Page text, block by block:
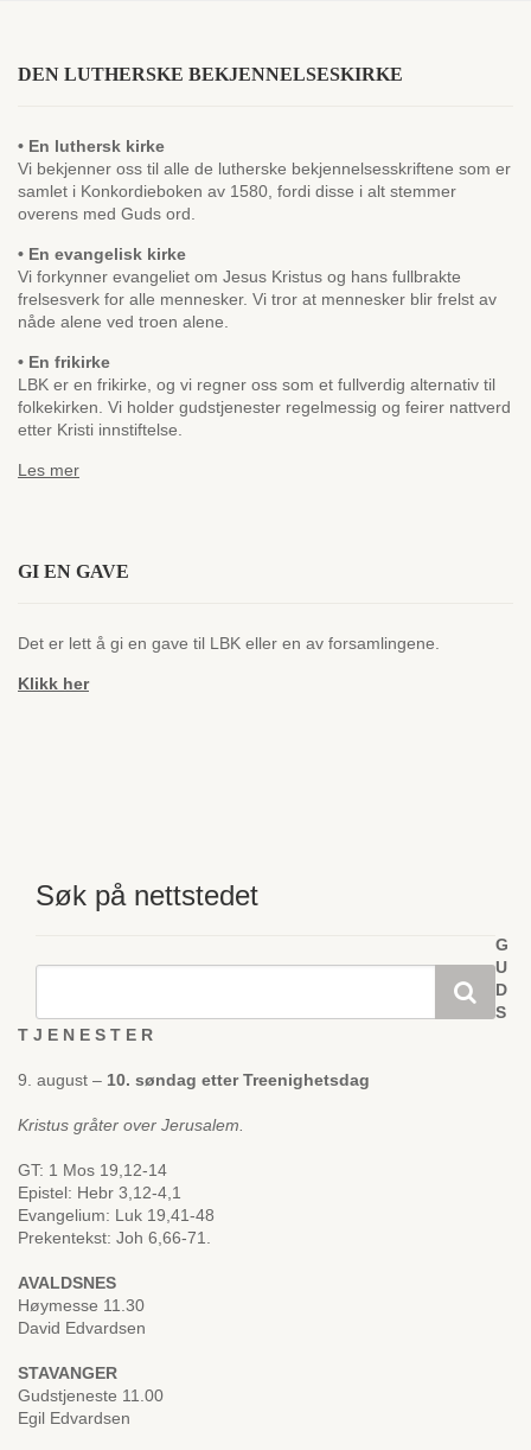
DEN LUTHERSKE BEKJENNELSESKIRKE
• En luthersk kirke
Vi bekjenner oss til alle de lutherske bekjennelsesskriftene som er
samlet i Konkordieboken av 1580, fordi disse i alt stemmer
overens med Guds ord.
• En evangelisk kirke
Vi forkynner evangeliet om Jesus Kristus og hans fullbrakte
frelsesverk for alle mennesker. Vi tror at mennesker blir frelst av
nåde alene ved troen alene.
• En frikirke
LBK er en frikirke, og vi regner oss som et fullverdig alternativ til
folkekirken. Vi holder gudstjenester regelmessig og feirer nattverd
etter Kristi innstiftelse.
Les mer
GI EN GAVE
Det er lett å gi en gave til LBK eller en av forsamlingene.
Klikk her
Søk på nettstedet
G
U
D
S
T J E N E S T E R
9. august – 10. søndag etter Treenighetsdag
Kristus gråter over Jerusalem.
GT: 1 Mos 19,12-14
Epistel: Hebr 3,12-4,1
Evangelium: Luk 19,41-48
Prekentekst: Joh 6,66-71.
AVALDSNES
Høymesse 11.30
David Edvardsen
STAVANGER
Gudstjeneste 11.00
Egil Edvardsen